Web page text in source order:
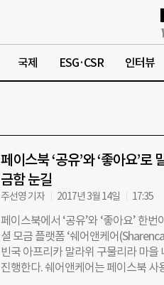
국제 ESG·CSR 인터뷰
페이스북 ‘공유’와 ‘좋아요’
금함 눈길
주선영 기자 2017년 3월 14일 17:35
페이스북에서 ‘공유’와 ‘좋아요’ 한
셜 모금 플랫폼 ‘쉐어앤케어
빈국 아프리카 말라위 구물리라 마
진행한다. 쉐어앤케어는 페이스북 사